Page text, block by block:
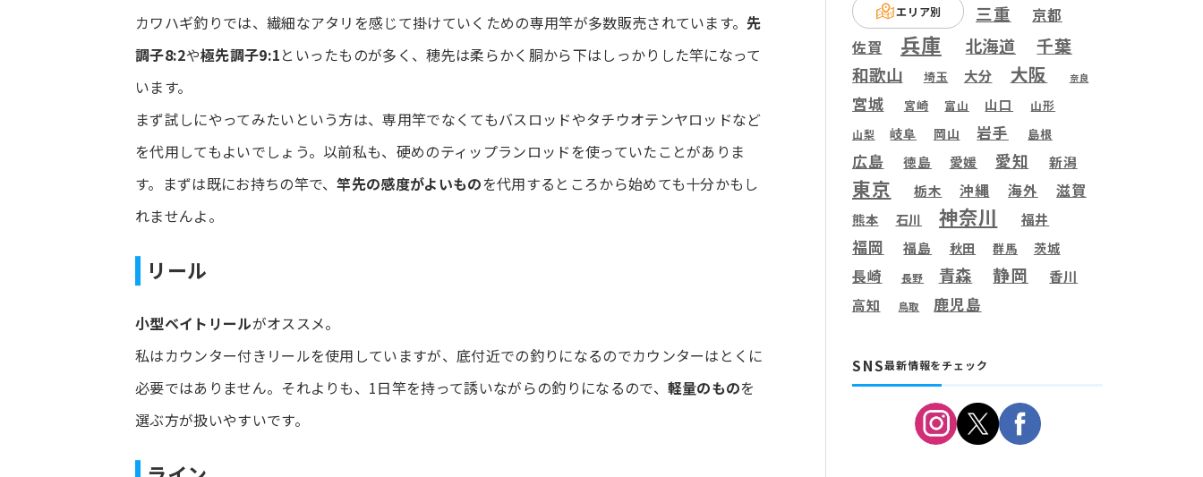
カワハギ釣りでは、繊細なアタリを感じて掛けていくための専用竿が多数販売されています。 先
調子8:2や極先調子9:1といったものが多く、穂先は柔らかく胴から下はしっかりした竿になって
います。
まず試しにやってみたいという方は、専用竿でなくてもバスロッドやタチウオテンヤロッドなど
を代用してもよいでしょう。以前私も、硬めのティップランロッドを使っていたことがありま
す。まずは既にお持ちの竿で、竿先の感度がよいものを代用するところから始めても十分かもし
れませんよ。
リール
小型ベイトリールがオススメ。
私はカウンター付きリールを使用していますが、底付近での釣りになるのでカウンターはとくに
必要ではありません。それよりも、1日竿を持って誘いながらの釣りになるので、 軽量のものを
選ぶ方が扱いやすいです。
エリア別 三重 京都
佐賀 兵庫 北海道 千葉
和歌山 埼玉 大分 大阪 奈良
宮城 宮崎 富山 山口 山形
山梨 岐阜 岡山 岩手 島根
広島 徳島 愛媛 愛知 新潟
東京 栃木 沖縄 海外 滋賀
熊本 石川 神奈川 福井
福岡 福島 秋田 群馬 茨城
長崎 長野 青森 静岡 香川
高知 鳥取 鹿児島
SNS最新情報をチェック